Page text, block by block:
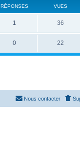
RÉPONSES VUES
1 36
0 22
Nous contacter